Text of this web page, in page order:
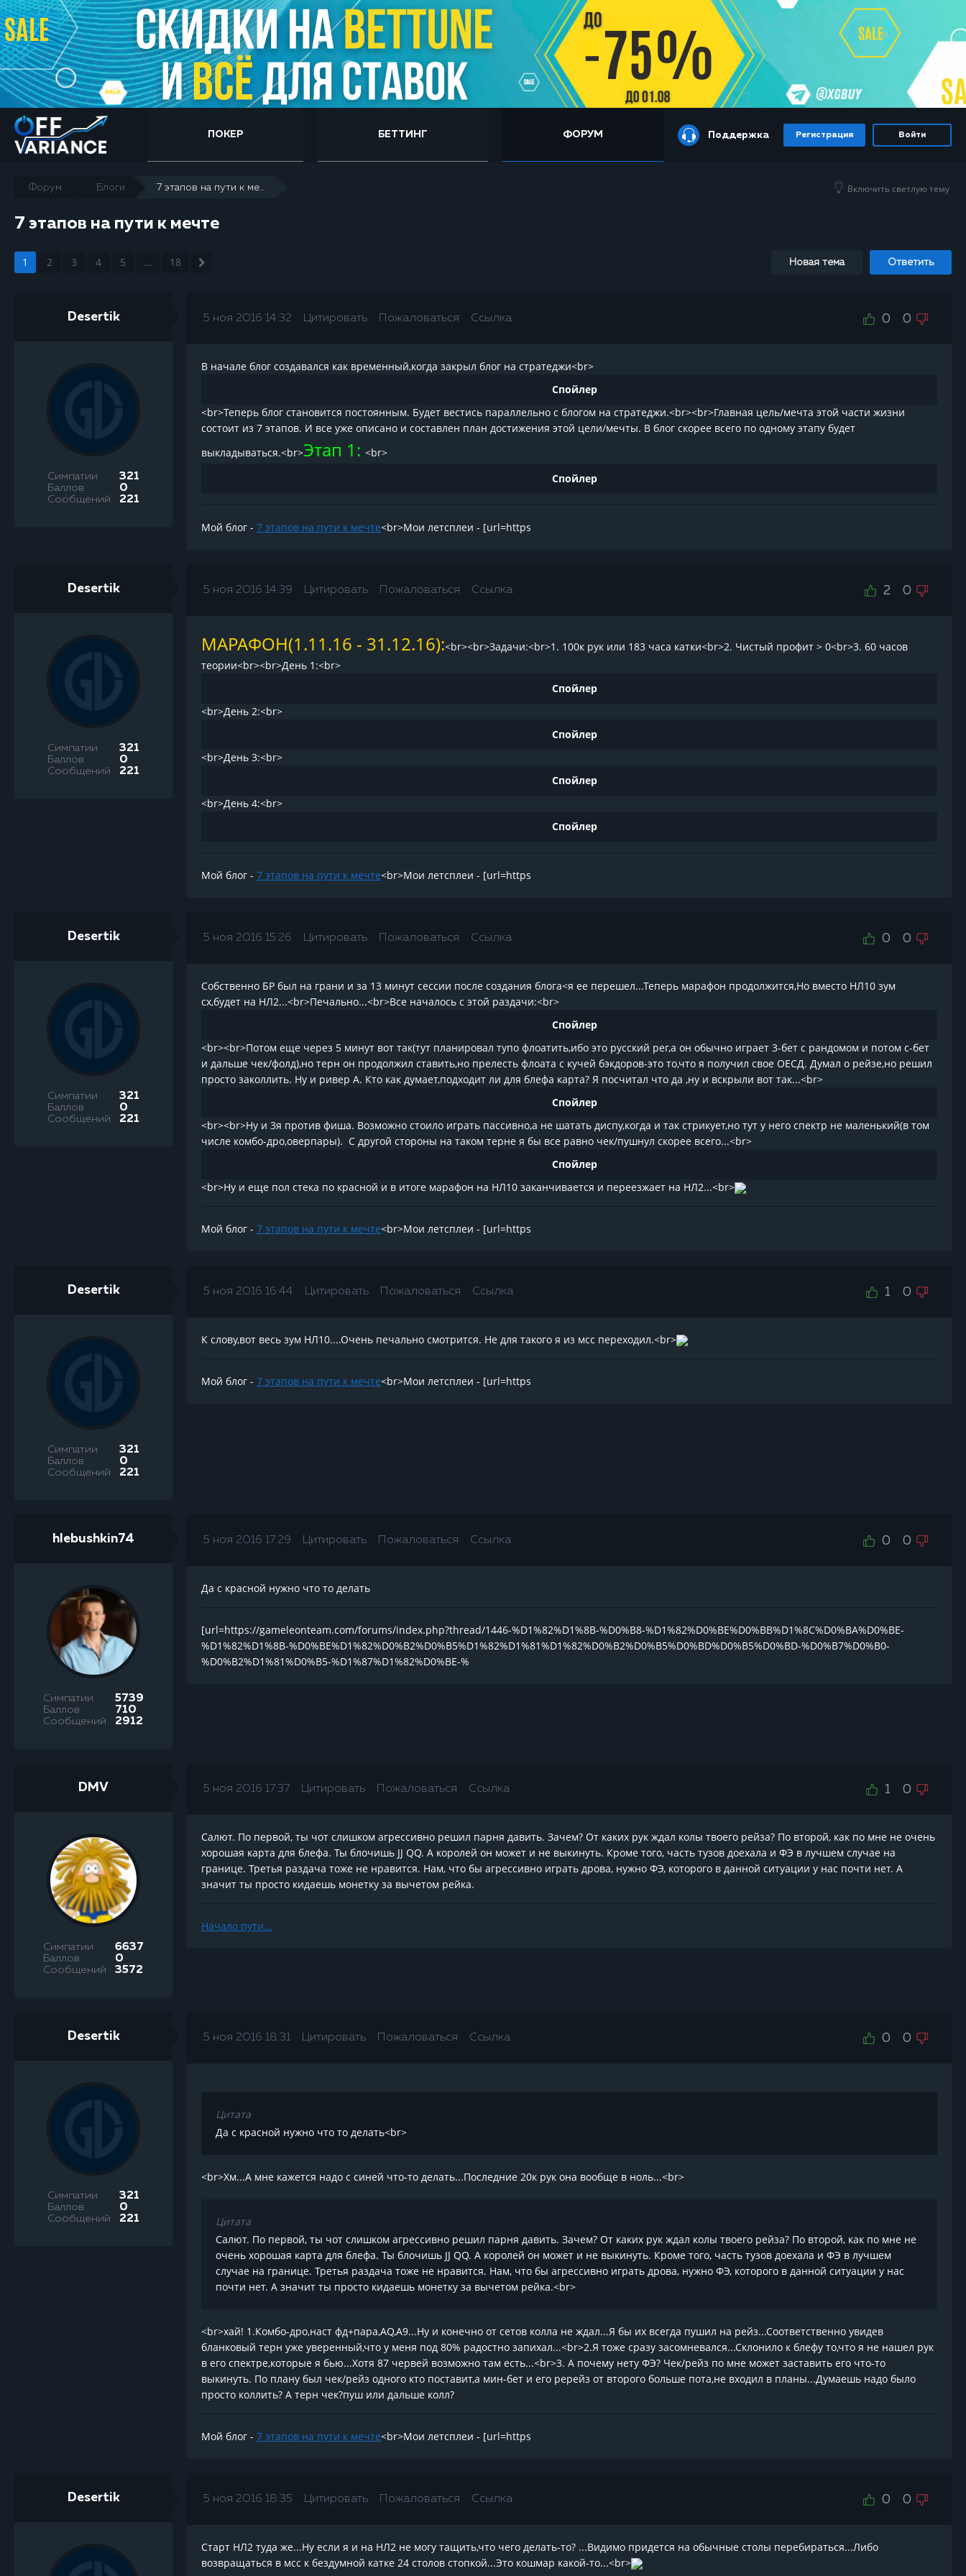
ПОКЕР БЕТТИНГ ФОРУМ Поддержка Регистрация Войти
Форум Блоги 7 этапов на пути к мечте Включить светлую тему
7 этапов на пути к мечте
1 2 3 4 5 ... 18 Новая тема Ответить
Desertik
Симпатии 321
Баллов 0
Сообщений 221
5 ноя 2016 14:32 Цитировать Пожаловаться Ссылка 0 0
В начале блог создавался как временный,когда закрыл блог на стратеджи<br>
Спойлер
<br>Теперь блог становится постоянным. Будет вестись параллельно с блогом на стратеджи.<br><br>Главная цель/мечта этой части жизни
состоит из 7 этапов. И все уже описано и составлен план достижения этой цели/мечты. В блог скорее всего по одному этапу будет
выкладываться.<br>Этап 1: <br>
Спойлер
Мой блог - 7 этапов на пути к мечте<br>Мои летсплеи - [url=https
Desertik
Симпатии 321
Баллов 0
Сообщений 221
5 ноя 2016 14:39 Цитировать Пожаловаться Ссылка 2 0
МАРАФОН(1.11.16 - 31.12.16):<br><br>Задачи:<br>1. 100к рук или 183 часа катки<br>2. Чистый профит > 0<br>3. 60 часов
теории<br><br>День 1:<br>
Спойлер
<br>День 2:<br>
Спойлер
<br>День 3:<br>
Спойлер
<br>День 4:<br>
Спойлер
Мой блог - 7 этапов на пути к мечте<br>Мои летсплеи - [url=https
Desertik
Симпатии 321
Баллов 0
Сообщений 221
5 ноя 2016 15:26 Цитировать Пожаловаться Ссылка 0 0
Собственно БР был на грани и за 13 минут сессии после создания блога<я ее перешел...Теперь марафон продолжится,Но вместо НЛ10 зум
сх,будет на НЛ2...<br>Печально...<br>Все началось с этой раздачи:<br>
Спойлер
<br><br>Потом еще через 5 минут вот так(тут планировал тупо флоатить,ибо это русский рег,а он обычно играет 3-бет с рандомом и потом с-бет
и дальше чек/фолд),но терн он продолжил ставить,но прелесть флоата с кучей бэкдоров-это то,что я получил свое ОЕСД. Думал о рейзе,но решил
просто заколлить. Ну и ривер А. Кто как думает,подходит ли для блефа карта? Я посчитал что да ,ну и вскрыли вот так...<br>
Спойлер
<br><br>Ну и 3я против фиша. Возможно стоило играть пассивно,а не шатать диспу,когда и так стрикует,но тут у него спектр не маленький(в том
числе комбо-дро,оверпары). С другой стороны на таком терне я бы все равно чек/пушнул скорее всего...<br>
Спойлер
<br>Ну и еще пол стека по красной и в итоге марафон на НЛ10 заканчивается и переезжает на НЛ2...<br>
Мой блог - 7 этапов на пути к мечте<br>Мои летсплеи - [url=https
Desertik
Симпатии 321
Баллов 0
Сообщений 221
5 ноя 2016 16:44 Цитировать Пожаловаться Ссылка 1 0
К слову,вот весь зум НЛ10....Очень печально смотрится. Не для такого я из мсс переходил.<br>
Мой блог - 7 этапов на пути к мечте<br>Мои летсплеи - [url=https
hlebushkin74
Симпатии 5739
Баллов 710
Сообщений 2912
5 ноя 2016 17:29 Цитировать Пожаловаться Ссылка 0 0
Да с красной нужно что то делать
[url=https://gameleonteam.com/forums/index.php?thread/1446-%D1%82%D1%8B-%D0%B8-%D1%82%D0%BE%D0%BB%D1%8C%D0%BA%D0%BE-
%D1%82%D1%8B-%D0%BE%D1%82%D0%B2%D0%B5%D1%82%D1%81%D1%82%D0%B2%D0%B5%D0%BD%D0%B5%D0%BD-%D0%B7%D0%B0-
%D0%B2%D1%81%D0%B5-%D1%87%D1%82%D0%BE-%
DMV
Симпатии 6637
Баллов 0
Сообщений 3572
5 ноя 2016 17:37 Цитировать Пожаловаться Ссылка 1 0
Салют. По первой, ты чот слишком агрессивно решил парня давить. Зачем? От каких рук ждал колы твоего рейза? По второй, как по мне не очень
хорошая карта для блефа. Ты блочишь JJ QQ. А королей он может и не выкинуть. Кроме того, часть тузов доехала и ФЭ в лучшем случае на
границе. Третья раздача тоже не нравится. Нам, что бы агрессивно играть дрова, нужно ФЭ, которого в данной ситуации у нас почти нет. А
значит ты просто кидаешь монетку за вычетом рейка.
Начало пути...
Desertik
Симпатии 321
Баллов 0
Сообщений 221
5 ноя 2016 18:31 Цитировать Пожаловаться Ссылка 0 0
Цитата
Да с красной нужно что то делать<br>
<br>Хм...А мне кажется надо с синей что-то делать...Последние 20к рук она вообще в ноль...<br>
Цитата
Салют. По первой, ты чот слишком агрессивно решил парня давить. Зачем? От каких рук ждал колы твоего рейза? По второй, как по мне не
очень хорошая карта для блефа. Ты блочишь JJ QQ. А королей он может и не выкинуть. Кроме того, часть тузов доехала и ФЭ в лучшем
случае на границе. Третья раздача тоже не нравится. Нам, что бы агрессивно играть дрова, нужно ФЭ, которого в данной ситуации у нас
почти нет. А значит ты просто кидаешь монетку за вычетом рейка.<br>
<br>хай! 1.Комбо-дро,наст фд+пара,AQ,A9...Ну и конечно от сетов колла не ждал...Я бы их всегда пушил на рейз...Соответственно увидев
бланковый терн уже уверенный,что у меня под 80% радостно запихал...<br>2.Я тоже сразу засомневался...Склонило к блефу то,что я не нашел рук
в его спектре,которые я бью...Хотя 87 червей возможно там есть...<br>3. А почему нету ФЭ? Чек/рейз по мне может заставить его что-то
выкинуть. По плану был чек/рейз одного кто поставит,а мин-бет и его ререйз от второго больше пота,не входил в планы...Думаешь надо было
просто коллить? А терн чек?пуш или дальше колл?
Мой блог - 7 этапов на пути к мечте<br>Мои летсплеи - [url=https
Desertik 5 ноя 2016 18:35 Цитировать Пожаловаться Ссылка 0 0
Старт НЛ2 туда же...Ну если я и на НЛ2 не могу тащить,что чего делать-то? ...Видимо придется на обычные столы перебираться...Либо
возвращаться в мсс к бездумной катке 24 столов стопкой...Это кошмар какой-то...<br>